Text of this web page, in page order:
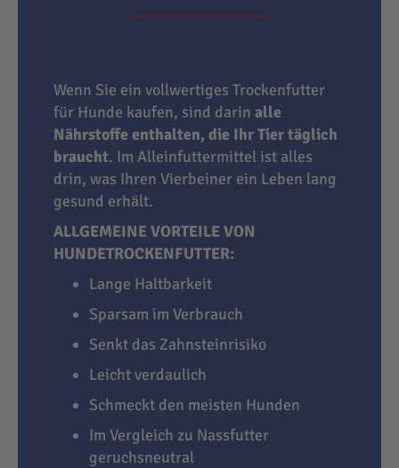
Wenn Sie ein vollwertiges Trockenfutter
für Hunde kaufen, sind darin alle
Nährstoffe enthalten, die Ihr Tier täglich
braucht. Im Alleinfuttermittel ist alles
drin, was Ihren Vierbeiner ein Leben lang
gesund erhält.
ALLGEMEINE VORTEILE VON
HUNDETROCKENFUTTER:
Lange Haltbarkeit
Sparsam im Verbrauch
Senkt das Zahnsteinrisiko
Leicht verdaulich
Schmeckt den meisten Hunden
Im Vergleich zu Nassfutter
geruchsneutral